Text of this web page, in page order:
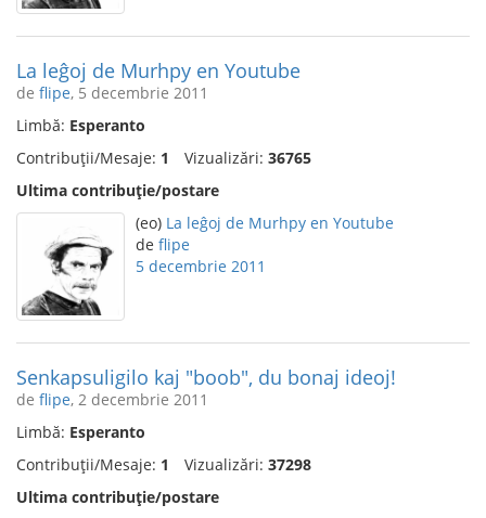
La leĝoj de Murhpy en Youtube
de flipe, 5 decembrie 2011
Limbă: Esperanto
Contribuții/Mesaje: 1 Vizualizări: 36765
Ultima contribuție/postare
(eo) La leĝoj de Murhpy en Youtube
de flipe
5 decembrie 2011
Senkapsuligilo kaj "boob", du bonaj ideoj!
de flipe, 2 decembrie 2011
Limbă: Esperanto
Contribuții/Mesaje: 1 Vizualizări: 37298
Ultima contribuție/postare